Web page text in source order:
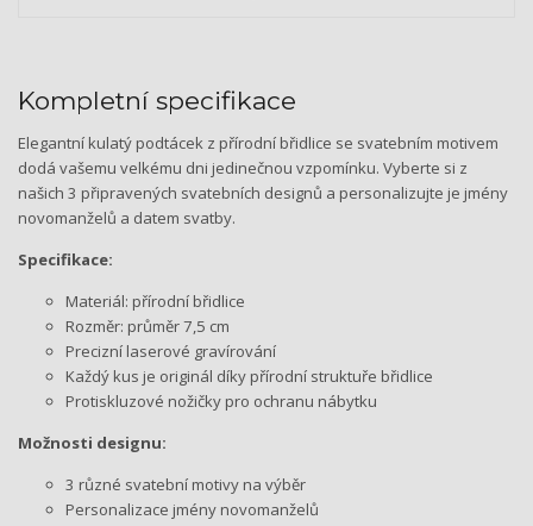
Kompletní specifikace
Elegantní kulatý podtácek z přírodní břidlice se svatebním motivem
dodá vašemu velkému dni jedinečnou vzpomínku. Vyberte si z
našich 3 připravených svatebních designů a personalizujte je jmény
novomanželů a datem svatby.
Specifikace:
Materiál: přírodní břidlice
Rozměr: průměr 7,5 cm
Precizní laserové gravírování
Každý kus je originál díky přírodní struktuře břidlice
Protiskluzové nožičky pro ochranu nábytku
Možnosti designu:
3 různé svatební motivy na výběr
Personalizace jmény novomanželů